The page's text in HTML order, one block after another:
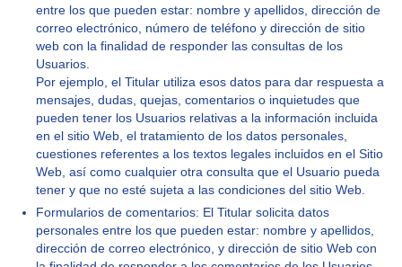
entre los que pueden estar: nombre y apellidos, dirección de
correo electrónico, número de teléfono y dirección de sitio
web con la finalidad de responder las consultas de los
Usuarios.
Por ejemplo, el Titular utiliza esos datos para dar respuesta a
mensajes, dudas, quejas, comentarios o inquietudes que
pueden tener los Usuarios relativas a la información incluida
en el sitio Web, el tratamiento de los datos personales,
cuestiones referentes a los textos legales incluidos en el Sitio
Web, así como cualquier otra consulta que el Usuario pueda
tener y que no esté sujeta a las condiciones del sitio Web.
Formularios de comentarios: El Titular solicita datos
personales entre los que pueden estar: nombre y apellidos,
dirección de correo electrónico, y dirección de sitio Web con